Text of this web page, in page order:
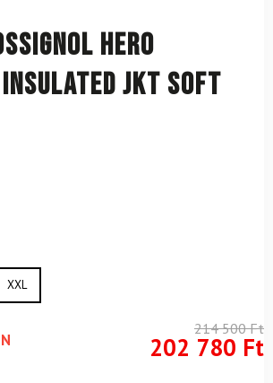
Hero
JKT Soft
XXL
214 500Ft
202 780 Ft